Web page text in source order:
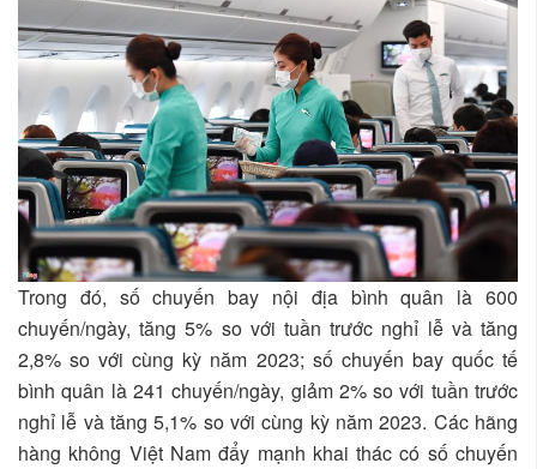
Trong đó, số chuyến bay nội địa bình quân là 600
chuyến/ngày, tăng 5% so với tuần trước nghỉ lễ và tăng
2,8% so với cùng kỳ năm 2023; số chuyến bay quốc tế
bình quân là 241 chuyến/ngày, giảm 2% so với tuần trước
nghỉ lễ và tăng 5,1% so với cùng kỳ năm 2023. Các hãng
hàng không Việt Nam đẩy mạnh khai thác có số chuyến